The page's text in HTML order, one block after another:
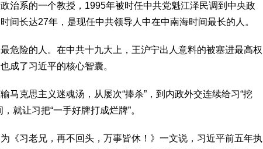
治系的一个教授，1995年被时任中共党魁江泽民调到中央政
间长达27年，是现任中共领导人中在中南海时间最长的人。
危险的人。在中共十九大上，王沪宁出人意料的被塞进最高权
成了习近平的核心智囊。
马克思主义迷魂汤，从屡次“捧杀”，到内政外交连续给习“挖
就让习把“一手好牌打成烂牌”。
《习老兄，再不回头，万事皆休！》一文说，习近平前五年执